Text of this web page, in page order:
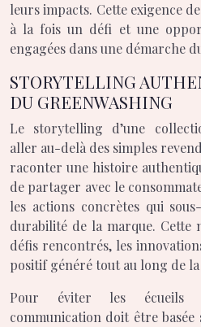
leurs impacts. Cette exigence
à la fois un défi et une
engagées dans une démarche
STORYTELLING
DU GREENWASHING
Le storytelling d’une
aller au-delà des simples
raconter une histoire
de partager avec le
les actions concrètes qui
durabilité de la marque.
défis rencontrés, les
positif généré tout au long de
Pour éviter les écueils
communication doit être